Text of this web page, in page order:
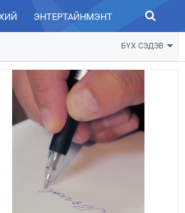
ЭНТЕРТАЙНМЭНТ ЗУРХАЙ
БҮХ СЭДЭВ